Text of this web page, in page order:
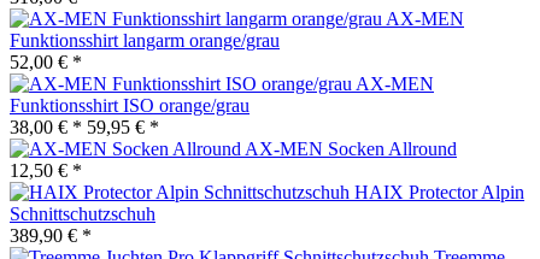
AX-MEN
Funktionsshirt langarm orange/grau
52,00 € *
AX-MEN
Funktionsshirt ISO orange/grau
38,00 € * 59,95 € *
AX-MEN Socken Allround
12,50 € *
HAIX Protector Alpin
Schnittschutzschuh
389,90 € *